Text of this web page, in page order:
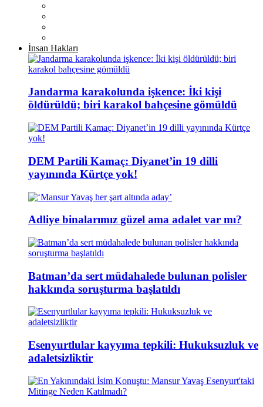
İnsan Hakları
Jandarma karakolunda işkence: İki kişi
öldürüldü; biri karakol bahçesine gömüldü
DEM Partili Kamaç: Diyanet’in 19 dilli
yayınında Kürtçe yok!
Adliye binalarımız güzel ama adalet var mı?
Batman’da sert müdahalede bulunan polisler
hakkında soruşturma başlatıldı
Esenyurtlular kayyıma tepkili: Hukuksuzluk ve
adaletsizliktir